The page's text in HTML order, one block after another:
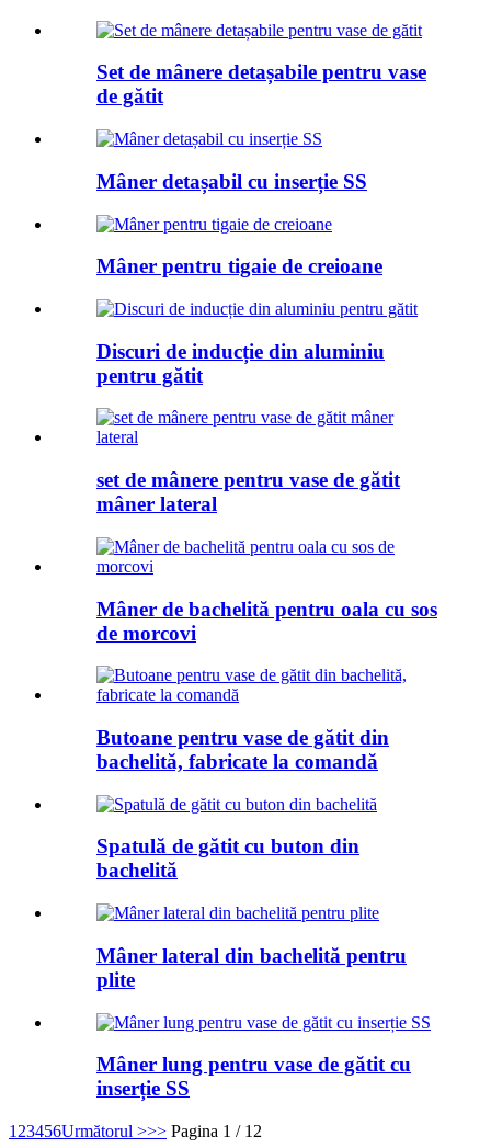
Set de mânere detașabile pentru vase
de gătit
Mâner detașabil cu inserție SS
Mâner pentru tigaie de creioane
Discuri de inducție din aluminiu
pentru gătit
set de mânere pentru vase de gătit
mâner lateral
Mâner de bachelită pentru oala cu sos
de morcovi
Butoane pentru vase de gătit din
bachelită, fabricate la comandă
Spatulă de gătit cu buton din
bachelită
Mâner lateral din bachelită pentru
plite
Mâner lung pentru vase de gătit cu
inserție SS
1 23456Următorul >>> Pagina 1 / 12